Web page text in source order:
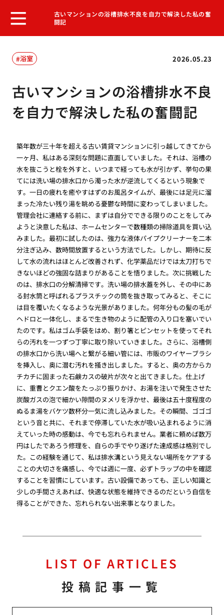
古いマンションの浴槽排水不良を自力で解決した私の奮
闘記
2026.05.23
浴室
古いマンションの浴槽排水不良
を自力で解決した私の奮闘記
築年数が三十年を超える古い賃貸マンションに引っ越してきてから
一ヶ月、私はある深刻な問題に直面していました。それは、浴槽の
水を抜こうと栓を外すと、いつまで経っても水が引かず、挙句の果
てには洗い場の排水口から濁った水が逆流してくるという現象で
す。一日の疲れを癒やすはずのお風呂タイムが、最後には足元に溜
まった冷たい残り湯を眺める憂鬱な時間に変わってしまいました。
管理会社に連絡する前に、まずは自分でできる限りのことをしてみ
ようと決意した私は、ホームセンターで数種類の掃除道具を買い込
みました。最初に試したのは、強力な液体パイプクリーナーを二本
分注ぎ込み、数時間放置するという方法でした。しかし、期待に反
して水の流れはほとんど改善されず、化学薬品だけでは太刀打ちで
きないほどの強固な詰まりがあることを悟りました。次に挑戦した
のは、排水口の分解清掃です。洗い場の排水蓋を外し、その中にあ
る封水筒と呼ばれるプラスチックの筒を抜き取ってみると、そこに
は目を覆いたくなるような光景がありました。何年分もの髪の毛が
ヘドロと一体化し、まるで生き物のように配管の入り口を塞いでい
たのです。私はゴム手袋をはめ、割り箸とピンセットを使ってそれ
らの汚れを一つずつ丁寧に取り除いていきました。さらに、浴槽側
の排水口から洗い場へと繋がる細い管には、市販のワイヤーブラシ
を挿入し、奥に潜む汚れを掻き出しました。すると、奥の方からカ
チカチに固まった石鹸カスの破片が次々と出てきました。仕上げ
に、重曹とクエン酸をたっぷり振りかけ、お湯を注いで発生させた
炭酸ガスの泡で細かい隙間のヌメリを浮かせ、最後は五十度程度の
ぬるま湯をバケツ数杯分一気に流し込みました。その瞬間、ゴゴゴ
という音と共に、それまで停滞していた水が吸い込まれるように消
えていった時の感動は、今でも忘れられません。業者に頼めば数万
円はしたであろう修理を、自らの手でやり遂げた達成感は格別でし
た。この経験を通じて、私は排水溝という見えない場所をケアする
ことの大切さを痛感し、今では週に一度、必ずトラップの中を確認
することを習慣にしています。古い設備であっても、正しい知識と
少しの手間さえあれば、快適な状態を維持できるのだという自信を
得ることができた、忘れられない出来事となりました。
LIST OF ARTICLES
投稿記事一覧